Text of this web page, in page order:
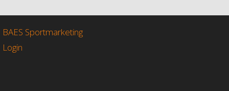
o
k
r
BAES Sportmarketing
Login